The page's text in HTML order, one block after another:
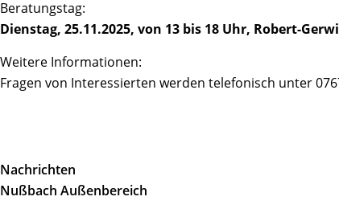
Beratungstag:
Dienstag, 25.11.2025, von 13 bis 18 Uhr, Robert-
Weitere Informationen:
Fragen von Interessierten werden telefonisch unter
Nachrichten
Nußbach Außenbereich